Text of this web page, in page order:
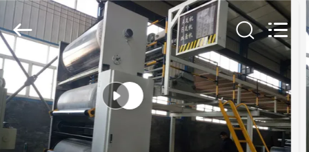
الصفحة
الرئيسية
منتجات
العلب
الكرتونية
المزود.
Copyright
©
2020
-
2023
cartonboxmanufacturingmachine.com.
All
Rights
Reserved.